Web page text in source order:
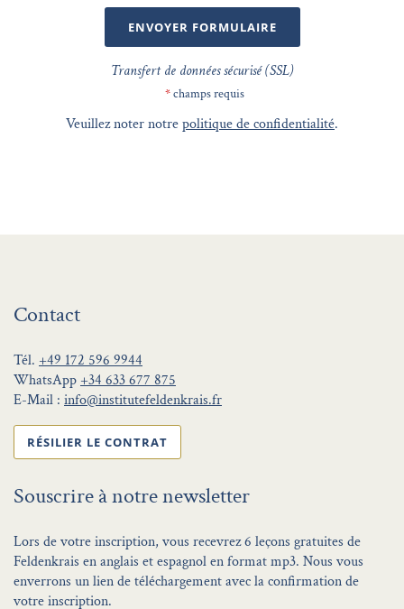
ENVOYER FORMULAIRE
Transfert de données sécurisé (SSL)
*champs requis
Veuillez noter notrepolitique de confidentialité.
Contact
Tél. +49 172 596 9944
WhatsApp +34 633 677 875
E-Mail : info@institutefeldenkrais.fr
RÉSILIER LE CONTRAT
Souscrire à notre newsletter
Lors de votre inscription, vous recevrez 6 leçons gratuites de
Feldenkrais en anglais et espagnol en format mp3. Nous vous
enverrons un lien de téléchargement avec la confirmation de
votre inscription.